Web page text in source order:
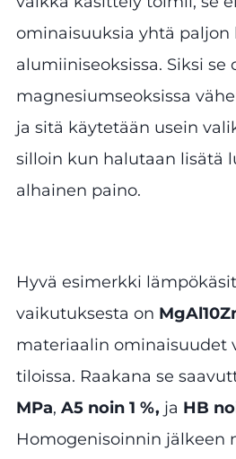
ominaisuuksia yhtä paljon
alumiiniseoksissa. Siksi se
magnesiumseoksissa
ja sitä käytetään usein
silloin kun halutaan lisätä
alhainen paino.
Hyvä esimerkki
vaikutuksesta on
materiaalin ominaisuudet
tiloissa. Raakana se
MPa, A5 noin 1 %, ja HB
Homogenisoinnin jälkeen